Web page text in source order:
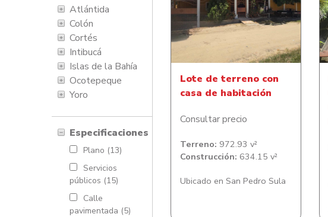
Atlántida
Colón
Cortés
Intibucá
Islas de la Bahía
Ocotepeque
Yoro
Especificaciones
Plano (13)
Servicios
públicos (15)
Calle
pavimentada (5)
Lote de terreno con casa de
habitación
Lote de terreno con
casa de habitación
Consultar precio
Terreno: 972.93 v²
Construcción: 634.15 v²
Ubicado en San Pedro Sula